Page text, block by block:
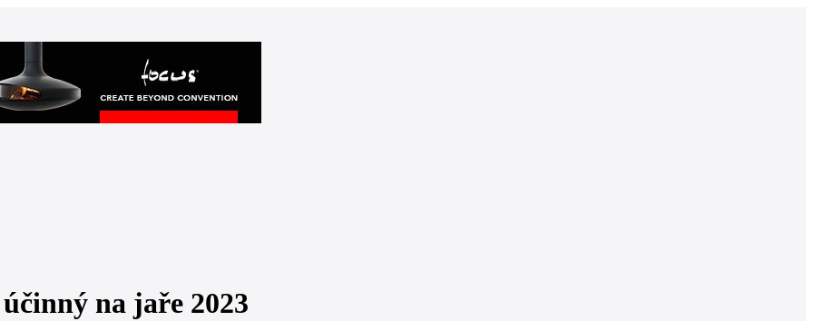
na jaře 2023